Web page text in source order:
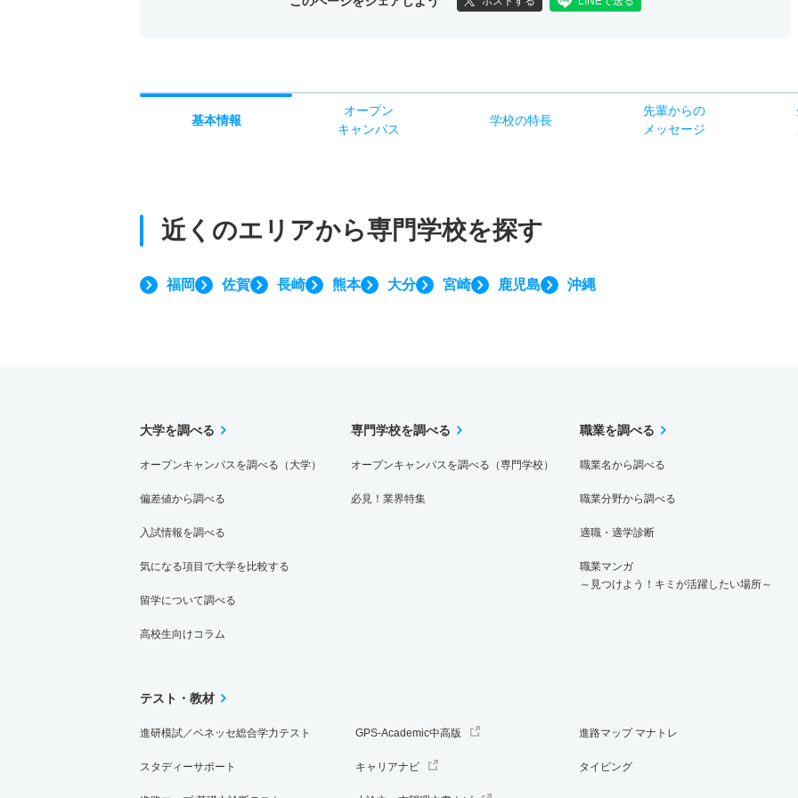
基本情報
オープン
キャンパス
学校の特長
先輩からの
メッセージ
近くのエリアから専門学校を探す
福岡 佐賀 長崎 熊本 大分 宮崎 鹿児島 沖縄
大学を調べる
オープンキャンパスを調べる（大学）
偏差値から調べる
入試情報を調べる
気になる項目で大学を比較する
留学について調べる
高校生向けコラム
専門学校を調べる
オープンキャンパスを調べる（専門学校）
必見！業界特集
職業を調べる
職業名から調べる
職業分野から調べる
適職・適学診断
職業マンガ
～見つけよう！キミが活躍したい場所～
テスト・教材
進研模試／ベネッセ総合学力テスト
スタディーサポート
GPS-Academic中高版
キャリアナビ
進路マップ マナトレ
タイピング